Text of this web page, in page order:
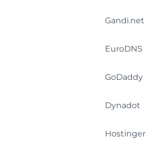
Gandi.net
EuroDNS
GoDaddy
Dynadot
Hostinger